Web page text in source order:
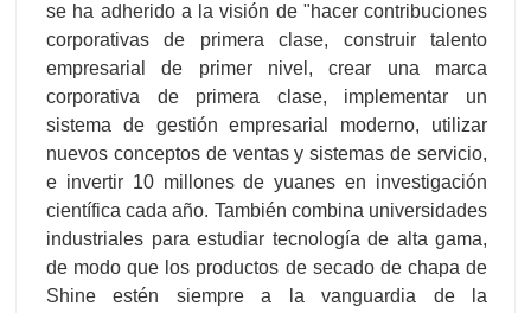
se ha adherido a la visión de "hacer contribuciones
corporativas de primera clase, construir talento
empresarial de primer nivel, crear una marca
corporativa de primera clase, implementar un
sistema de gestión empresarial moderno, utilizar
nuevos conceptos de ventas y sistemas de servicio,
e invertir 10 millones de yuanes en investigación
científica cada año. También combina universidades
industriales para estudiar tecnología de alta gama,
de modo que los productos de secado de chapa de
Shine estén siempre a la vanguardia de la